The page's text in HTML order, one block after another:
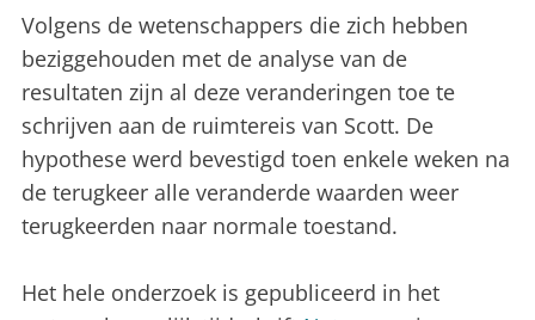
Volgens de wetenschappers die zich hebben
beziggehouden met de analyse van de
resultaten zijn al deze veranderingen toe te
schrijven aan de ruimtereis van Scott. De
hypothese werd bevestigd toen enkele weken na
de terugkeer alle veranderde waarden weer
terugkeerden naar normale toestand.
Het hele onderzoek is gepubliceerd in het